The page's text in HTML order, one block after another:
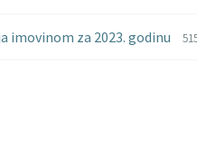
imovinom za 2023. godinu